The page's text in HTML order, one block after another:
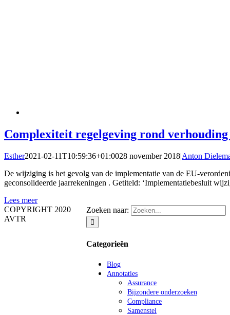
Complexiteit regelgeving rond
Esther2021-02-11T10:59:36+01:0028 november 2018|Anton
De wijziging is het gevolg van de implementatie van de EU-
geconsolideerde jaarrekeningen . Getiteld: ‘Implementatiebesluit
Lees meer
Zoeken naar:
Categorieën
Blog
Annotaties
Assurance
Bijzondere onderzoeken
Compliance
Samenstel
COPYRIGHT 2020
AVTR